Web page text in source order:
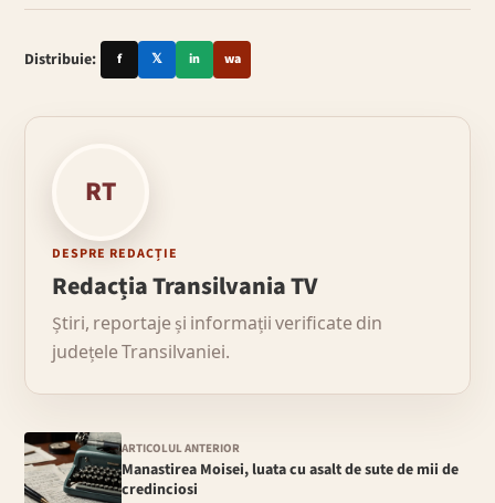
Distribuie: f 𝕏 in wa
RT
DESPRE REDACȚIE
Redacția Transilvania TV
Știri, reportaje și informații verificate din
județele Transilvaniei.
ARTICOLUL ANTERIOR
Manastirea Moisei, luata cu asalt de sute de mii de
credinciosi